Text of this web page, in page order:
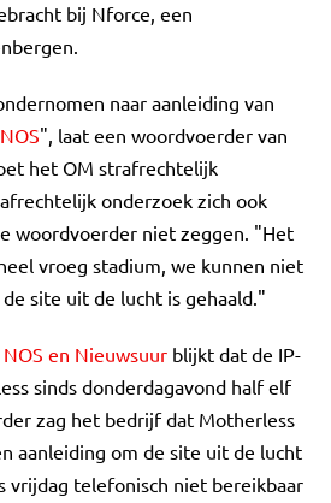
bij Nforce, een
naar aanleiding van
", laat een woordvoerder van
het OM strafrechtelijk
onderzoek zich ook
woordvoerder niet zeggen. "Het
vroeg stadium, we kunnen niet
site uit de lucht is gehaald."
en Nieuwsuur blijkt dat de IP-
sinds donderdagavond half elf
zag het bedrijf dat Motherless
aanleiding om de site uit de lucht
vrijdag telefonisch niet bereikbaar